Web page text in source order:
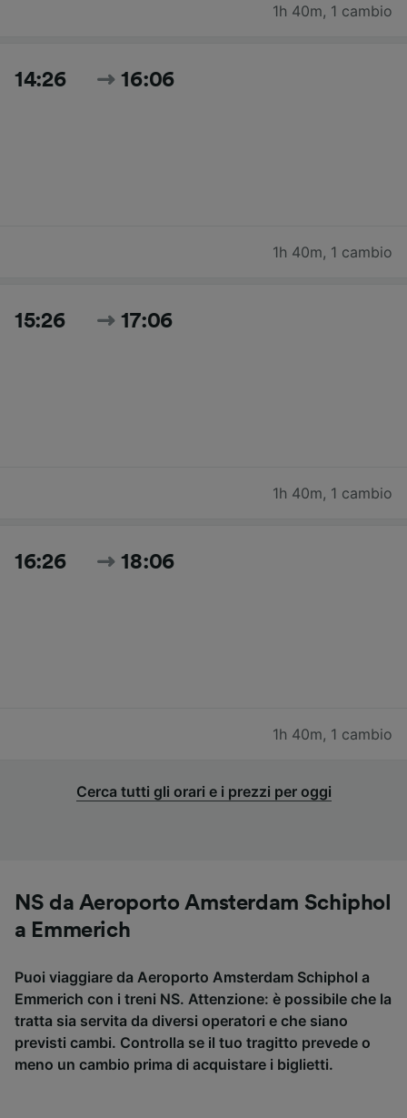
1h 40m, 1 cambio
14:26 16:06
1h 40m, 1 cambio
15:26 17:06
1h 40m, 1 cambio
16:26 18:06
1h 40m, 1 cambio
Cerca tutti gli orari e i prezzi per oggi
NS da Aeroporto Amsterdam Schiphol
a Emmerich
Puoi viaggiare da Aeroporto Amsterdam Schiphol a
Emmerich con i treni NS. Attenzione: è possibile che la
tratta sia servita da diversi operatori e che siano
previsti cambi. Controlla se il tuo tragitto prevede o
meno un cambio prima di acquistare i biglietti.